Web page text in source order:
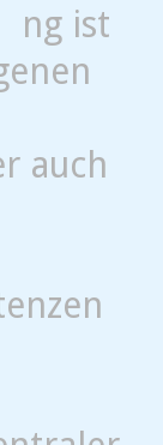
ng ist
auch